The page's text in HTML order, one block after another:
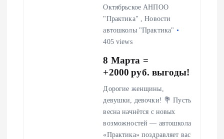
Октябрьское АНПОО
"Практика" ,Новости
автошколы "Практика"
405 views
8 Марта =
+2000 руб. выгоды!
Дорогие женщины,
девушки, девочки! 💐 Пусть
весна начнётся с новых
возможностей — автошкола
«Практика» поздравляет вас